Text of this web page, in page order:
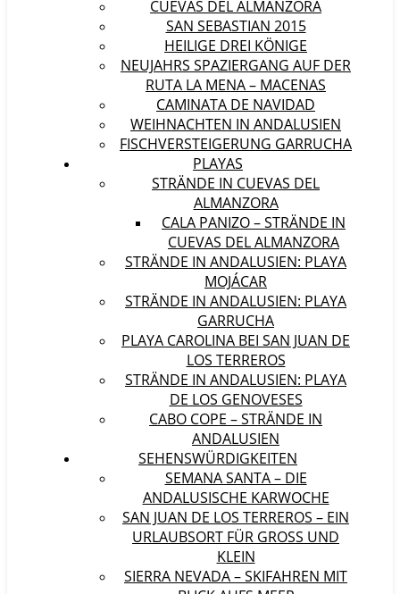
CUEVAS DEL ALMANZORA
SAN SEBASTIAN 2015
HEILIGE DREI KÖNIGE
NEUJAHRS SPAZIERGANG AUF DER
RUTA LA MENA – MACENAS
CAMINATA DE NAVIDAD
WEIHNACHTEN IN ANDALUSIEN
FISCHVERSTEIGERUNG GARRUCHA
PLAYAS
STRÄNDE IN CUEVAS DEL
ALMANZORA
CALA PANIZO – STRÄNDE IN
CUEVAS DEL ALMANZORA
STRÄNDE IN ANDALUSIEN: PLAYA
MOJÁCAR
STRÄNDE IN ANDALUSIEN: PLAYA
GARRUCHA
PLAYA CAROLINA BEI SAN JUAN DE
LOS TERREROS
STRÄNDE IN ANDALUSIEN: PLAYA
DE LOS GENOVESES
CABO COPE – STRÄNDE IN
ANDALUSIEN
SEHENSWÜRDIGKEITEN
SEMANA SANTA – DIE
ANDALUSISCHE KARWOCHE
SAN JUAN DE LOS TERREROS – EIN
URLAUBSORT FÜR GROSS UND K
LEIN
SIERRA NEVADA – SKIFAHREN MIT